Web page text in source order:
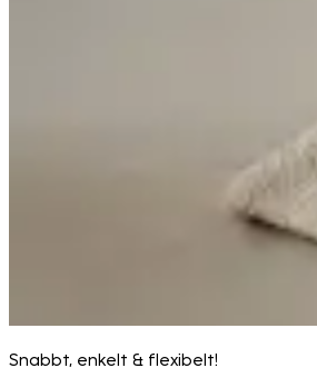
Snabbt, enkelt & flexibelt!